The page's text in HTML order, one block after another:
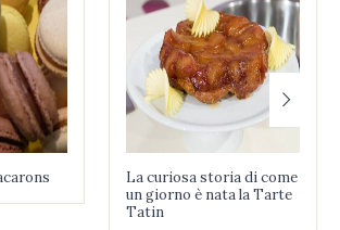
La curiosa storia di come
un giorno è nata la Tarte
Tatin